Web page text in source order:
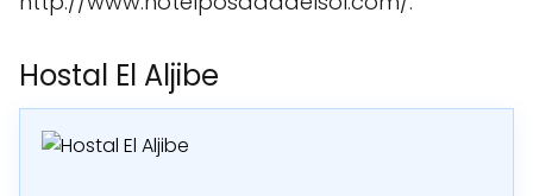
Hostal El Aljibe